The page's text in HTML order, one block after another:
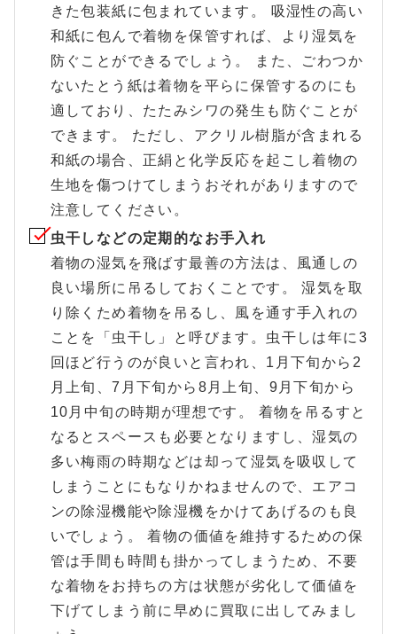
きた包装紙に包まれています。 吸湿性の高い
和紙に包んで着物を保管すれば、より湿気を
防ぐことができるでしょう。 また、ごわつか
ないたとう紙は着物を平らに保管するのにも
適しており、たたみシワの発生も防ぐことが
できます。 ただし、アクリル樹脂が含まれる
和紙の場合、正絹と化学反応を起こし着物の
生地を傷つけてしまうおそれがありますので
注意してください。
虫干しなどの定期的なお手入れ
着物の湿気を飛ばす最善の方法は、風通しの
良い場所に吊るしておくことです。 湿気を取
り除くため着物を吊るし、風を通す手入れの
ことを「虫干し」と呼びます。虫干しは年に3
回ほど行うのが良いと言われ、1月下旬から2
月上旬、7月下旬から8月上旬、9月下旬から
10月中旬の時期が理想です。 着物を吊るすと
なるとスペースも必要となりますし、湿気の
多い梅雨の時期などは却って湿気を吸収して
しまうことにもなりかねませんので、エアコ
ンの除湿機能や除湿機をかけてあげるのも良
いでしょう。 着物の価値を維持するための保
管は手間も時間も掛かってしまうため、不要
な着物をお持ちの方は状態が劣化して価値を
下げてしまう前に早めに買取に出してみまし